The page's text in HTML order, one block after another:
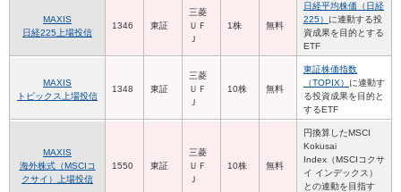
MAXIS
日経225上場投信
1346 東証
三菱
ＵＦ
Ｊ
1株 無料
日経平均株価（日経
225） に連動する投
資成果を目的とする
ETF
MAXIS
トピックス上場投信
1348 東証
三菱
ＵＦ
Ｊ
10株 無料
東証株価指数
（TOPIX） に連動す
る投資成果を目的と
するETF
MAXIS
海外株式（MSCIコ
クサイ）上場投信
1550 東証
三菱
ＵＦ
Ｊ
10株 無料
円換算したMSCI
Kokusai
Index（MSCIコクサ
イ インデックス）
との連動を目指す